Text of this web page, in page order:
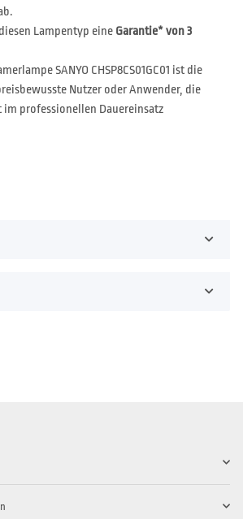
Lampentyp eine Garantie* von 3
SANYO CHSP8CS01GC01 ist die
Nutzer oder Anwender, die
im professionellen Dauereinsatz